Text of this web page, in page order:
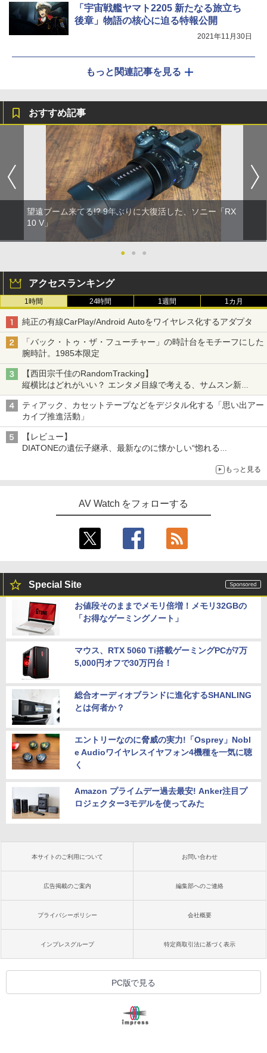
「宇宙戦艦ヤマト2205 新たなる旅立ち
後章」物語の核心に迫る特報公開
2021年11月30日
もっと関連記事を見る
おすすめ記事
望遠ブーム来てる!? 9年ぶりに大復活した、ソニー「RX
10 V」
● ● ●
アクセスランキング
1時間 24時間 1週間 1カ月
純正の有線CarPlay/Android Autoをワイヤレス化するアダプタ
「バック・トゥ・ザ・フューチャー」の時計台をモチーフにした
腕時計。1985本限定
【西田宗千佳のRandomTracking】
縦横比はどれがいい？ エンタメ目線で考える、サムスン新
「Galaxy Z Fold」
ティアック、カセットテープなどをデジタル化する「思い出アー
カイブ推進活動」
【レビュー】
DIATONEの遺伝子継承、最新なのに懐かしい“惚れる
もっと見る
AV Watch をフォローする
Special Site
お値段そのままでメモリ倍増！メモリ32GBの
「お得なゲーミングノート」
マウス、RTX 5060 Ti搭載ゲーミングPCが7万
5,000円オフで30万円台！
総合オーディオブランドに進化するSHANLING
とは何者か？
エントリーなのに脅威の実力!「Osprey」Nobl
e Audioワイヤレスイヤフォン4機種を一気に聴
く
Amazon プライムデー過去最安! Anker注目プ
ロジェクター3モデルを使ってみた
本サイトのご利用について お問い合わせ
広告掲載のご案内 編集部へのご連絡
プライバシーポリシー 会社概要
インプレスグループ 特定商取引法に基づく表示
PC版で見る